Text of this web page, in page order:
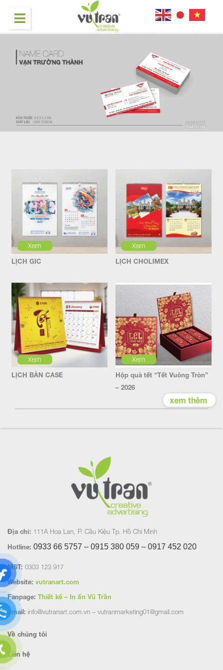
Xem
LỊCH GIC
Xem
LỊCH CHOLIMEX
Xem
LỊCH BÀN CASE
Xem
Hộp quà tết “Tết Vuông Tròn”
– 2026
xem thêm
Địa chỉ: 111A Hoa Lan, P. Cầu Kiệu Tp. Hồ Chí Minh
Hotline: 0933 66 5757 – 0915 380 059 – 0917 452 020
MST: 0303 123 917
Website: vutranart.com
Fanpage: Thiết kế – In ấn Vũ Trần
Email: info@vutranart.com.vn – vutranmarketing01@gmail.com
Về chúng tôi
Liên hệ